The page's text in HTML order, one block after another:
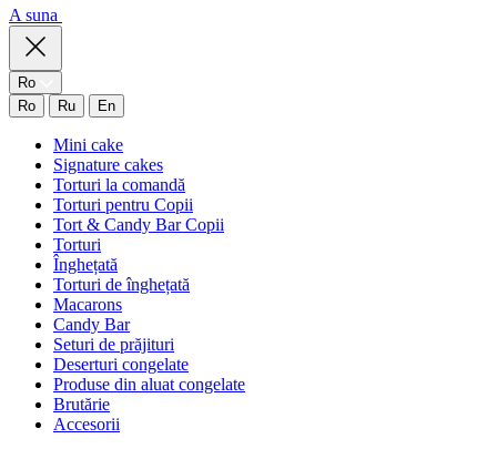
A suna
Ro
Ro
Ru En
Mini cake
Signature cakes
Torturi la comandă
Torturi pentru Copii
Tort & Candy Bar Copii
Torturi
Înghețată
Torturi de înghețată
Macarons
Candy Bar
Seturi de prăjituri
Deserturi congelate
Produse din aluat congelate
Brutărie
Accesorii